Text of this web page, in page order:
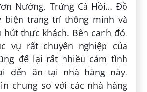
Nướng, Trứng Cá Hồi… Đồ
biện trang trí thông minh và
hút thực khách. Bên cạnh đó,
vụ rất chuyên nghiệp của
để lại rất nhiều cảm tình
đến ăn tại nhà hàng này.
chung so với các nhà hàng